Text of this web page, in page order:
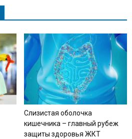
Слизистая оболочка
кишечника – главный рубеж
защиты здоровья ЖКТ